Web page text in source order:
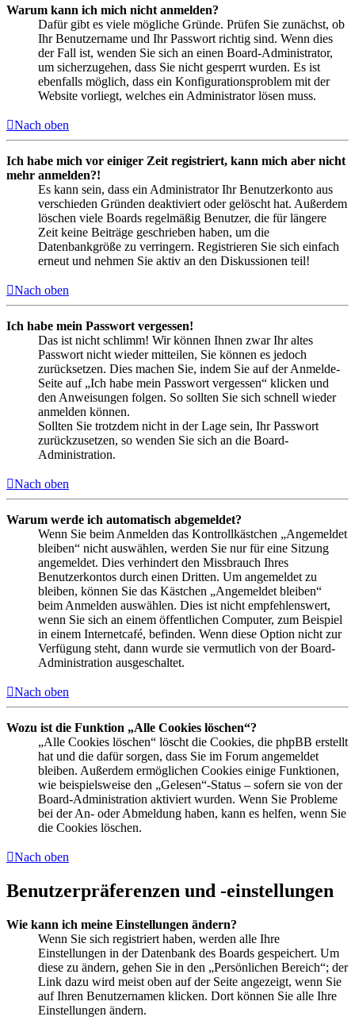
Warum kann ich mich nicht anmelden?
Dafür gibt es viele mögliche Gründe. Prüfen Sie zunächst, ob
Ihr Benutzername und Ihr Passwort richtig sind. Wenn dies
der Fall ist, wenden Sie sich an einen Board-Administrator,
um sicherzugehen, dass Sie nicht gesperrt wurden. Es ist
ebenfalls möglich, dass ein Konfigurationsproblem mit der
Website vorliegt, welches ein Administrator lösen muss.
Nach oben
Ich habe mich vor einiger Zeit registriert, kann mich aber nicht
mehr anmelden?!
Es kann sein, dass ein Administrator Ihr Benutzerkonto aus
verschieden Gründen deaktiviert oder gelöscht hat. Außerdem
löschen viele Boards regelmäßig Benutzer, die für längere
Zeit keine Beiträge geschrieben haben, um die
Datenbankgröße zu verringern. Registrieren Sie sich einfach
erneut und nehmen Sie aktiv an den Diskussionen teil!
Nach oben
Ich habe mein Passwort vergessen!
Das ist nicht schlimm! Wir können Ihnen zwar Ihr altes
Passwort nicht wieder mitteilen, Sie können es jedoch
zurücksetzen. Dies machen Sie, indem Sie auf der Anmelde-
Seite auf „Ich habe mein Passwort vergessen“ klicken und
den Anweisungen folgen. So sollten Sie sich schnell wieder
anmelden können.
Sollten Sie trotzdem nicht in der Lage sein, Ihr Passwort
zurückzusetzen, so wenden Sie sich an die Board-
Administration.
Nach oben
Warum werde ich automatisch abgemeldet?
Wenn Sie beim Anmelden das Kontrollkästchen „Angemeldet
bleiben“ nicht auswählen, werden Sie nur für eine Sitzung
angemeldet. Dies verhindert den Missbrauch Ihres
Benutzerkontos durch einen Dritten. Um angemeldet zu
bleiben, können Sie das Kästchen „Angemeldet bleiben“
beim Anmelden auswählen. Dies ist nicht empfehlenswert,
wenn Sie sich an einem öffentlichen Computer, zum Beispiel
in einem Internetcafé, befinden. Wenn diese Option nicht zur
Verfügung steht, dann wurde sie vermutlich von der Board-
Administration ausgeschaltet.
Nach oben
Wozu ist die Funktion „Alle Cookies löschen“?
„Alle Cookies löschen“ löscht die Cookies, die phpBB erstellt
hat und die dafür sorgen, dass Sie im Forum angemeldet
bleiben. Außerdem ermöglichen Cookies einige Funktionen,
wie beispielsweise den „Gelesen“-Status – sofern sie von der
Board-Administration aktiviert wurden. Wenn Sie Probleme
bei der An- oder Abmeldung haben, kann es helfen, wenn Sie
die Cookies löschen.
Nach oben
Benutzerpräferenzen und -einstellungen
Wie kann ich meine Einstellungen ändern?
Wenn Sie sich registriert haben, werden alle Ihre
Einstellungen in der Datenbank des Boards gespeichert. Um
diese zu ändern, gehen Sie in den „Persönlichen Bereich“; der
Link dazu wird meist oben auf der Seite angezeigt, wenn Sie
auf Ihren Benutzernamen klicken. Dort können Sie alle Ihre
Einstellungen ändern.